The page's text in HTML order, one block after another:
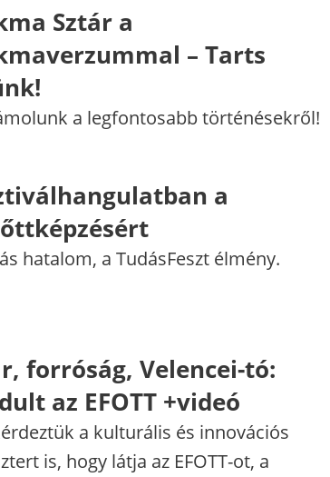
Sztár a
–​ Tarts
a legfontosabb történésekről!
a
hatalom, a TudásFeszt élmény.
forróság, Velencei-tó:
az EFOTT +videó
a kulturális és innovációs
is, hogy látja az EFOTT-ot, a